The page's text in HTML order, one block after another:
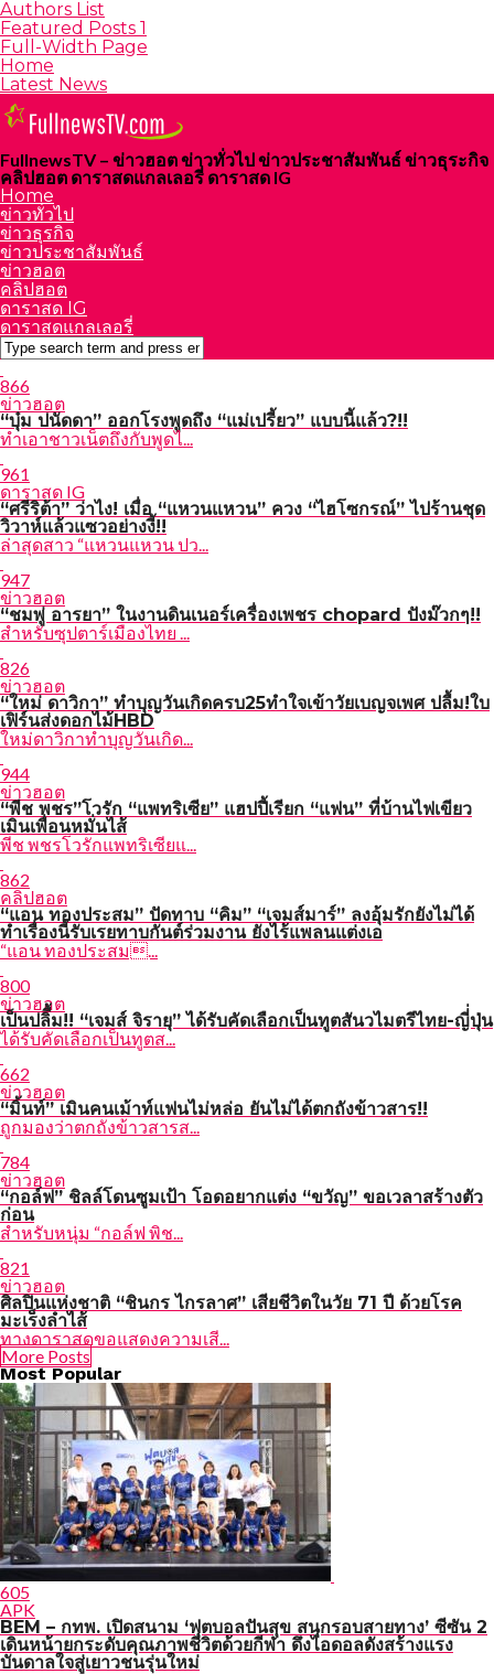
Authors List
Featured Posts 1
Full-Width Page
Home
Latest News
FullnewsTV – ข่าวฮอต ข่าวทั่วไป ข่าวประชาสัมพันธ์ ข่าวธุระกิจ
คลิปฮอต ดาราสดแกลเลอรี่ ดาราสด IG
Home
ข่าวทั่วไป
ข่าวธุรกิจ
ข่าวประชาสัมพันธ์
ข่าวฮอต
คลิปฮอต
ดาราสด IG
ดาราสดแกลเลอรี่
866
ข่าวฮอต
“บุ๋ม ปนัดดา” ออกโรงพูดถึง “แม่เปรี้ยว” แบบนี้แล้ว?!!
ทำเอาชาวเน็ตถึงกับพูดไ...
961
ดาราสด IG
“ศรีริต้า” ว่าไง! เมื่อ “แหวนแหวน” ควง “ไฮโซกรณ์” ไปร้านชุด
วิวาห์แล้วแซวอย่างงี้!!
ล่าสุดสาว “แหวนแหวน ปว...
947
ข่าวฮอต
“ชมพู่ อารยา” ในงานดินเนอร์เครื่องเพชร chopard ปังม๊วกๆ!!
สำหรับซุปตาร์เมืองไทย ...
826
ข่าวฮอต
“ใหม่ ดาวิกา” ทำบุญวันเกิดครบ25ทำใจเข้าวัยเบญจเพศ ปลื้ม!ใบ
เฟิร์นส่งดอกไม้HBD
ใหม่ดาวิกาทำบุญวันเกิด...
944
ข่าวฮอต
“พีช พชร”โวรัก “แพทริเซีย” แฮปปี้เรียก “แฟน” ที่บ้านไฟเขียว
เมินเพื่อนหมั่นไส้
พีช พชรโวรักแพทริเซียแ...
862
คลิปฮอต
“แอน ทองประสม” ปัดทาบ “คิม” “เจมส์มาร์” ลงอุ้มรักยังไม่ได้
ทำเรื่องนี้รับเรยทาบกันต์ร่วมงาน ยังไร้แพลนแต่งเอ
“แอน ทองประสม...
800
ข่าวฮอต
เป็นปลิื้ม!! “เจมส์ จิรายุ” ได้รับคัดเลือกเป็นทูตสันวไมตรีไทย-ญี่่ปุ่น
ได้รับคัดเลือกเป็นทูตส...
662
ข่าวฮอต
“มิ้นท์” เมินคนเม้าท์แฟนไม่หล่อ ยันไม่ได้ตกถังข้าวสาร!!
ถูกมองว่าตกถังข้าวสารส...
784
ข่าวฮอต
“กอล์ฟ” ชิลล์โดนซูมเป้า โอดอยากแต่ง “ขวัญ” ขอเวลาสร้างตัว
ก่อน
สำหรับหนุ่ม “กอล์ฟ พิช...
821
ข่าวฮอต
ศิลปินแห่งชาติ “ชินกร ไกรลาศ” เสียชีวิตในวัย 71 ปี ด้วยโรค
มะเร็งลำไส้
ทางดาราสดขอแสดงความเสี...
More Posts
Most Popular
605
APK
BEM – กทพ. เปิดสนาม ‘ฟุตบอลปันสุข สนุกรอบสายทาง’ ซีซัน 2
เดินหน้ายกระดับคุณภาพชีวิตด้วยกีฬา ดึงไอดอลดังสร้างแรง
บันดาลใจสู่เยาวชนรุ่นใหม่